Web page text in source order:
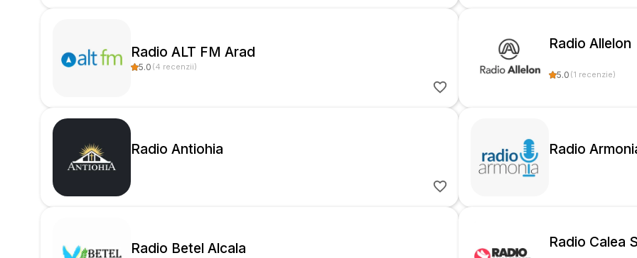
Radio ALT FM Arad
5.0 (4 recenzii)
Radio Allelon
5.0 (1 recenzie)
Radio Antiohia Radio
Radio Betel Alcala Radio Calea